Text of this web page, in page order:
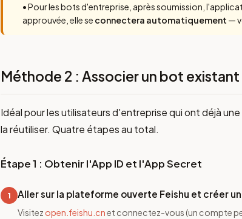
• Pour les bots d'entreprise, après soumission,
approuvée, elle se connectera automatiquement —
Méthode 2 : Associer un bot
Idéal pour les utilisateurs d'entreprise qui ont déjà
la réutiliser. Quatre étapes au total.
Étape 1 : Obtenir l'App ID et l'App Secret
1 Aller sur la plateforme ouverte Feishu et créer
Visitez open.feishu.cnet connectez-vous (un compte